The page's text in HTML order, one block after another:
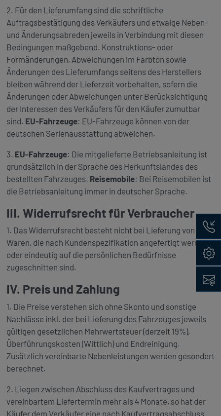
2. Für den Lieferumfang sind die schriftliche
Auftragsbestätigung des Verkäufers und etwaige Neben-
und Änderungsabreden jeweils in Verbindung mit diesen
Bedingungen maßgebend. Konstruktions- oder
Formänderungen, Abweichungen im Farbton sowie
Änderungen des Lieferumfangs seitens des Herstellers
bleiben während der Lieferzeit vorbehalten, sofern die
Änderungen oder Abweichungen unter Berücksichtigung
der Interessen des Verkäufers für den Käufer zumutbar
sind. EU-Fahrzeuge: EU-Fahrzeuge können von der
deutschen Serienausstattung abweichen.
3. EU-Fahrzeuge: Die mitgelieferte Betriebsanleitung ist
grundsätzlich in der Sprache des Herkunftslandes des
bestellten Fahrzeuges. Reisemobile: Bei Reisemobilen ist
die Betriebsanleitung immer in deutscher Sprache.
III. Widerrufsrecht für Verbraucher
1. Das Widerrufsrecht besteht nicht bei Lieferung von
Waren, die nach Kundenspezifikation angefertigt werden
oder eindeutig auf die persönlichen Bedürfnisse
zugeschnitten sind.
IV. Preis und Zahlung
1. Die Preise verstehen sich ohne Skonto und sonstige
Nachlässe inkl. der bei Lieferung des Fahrzeuges jeweils
gültigen gesetzlichen Mehrwertsteuer (derzeit 19%),
Überführungskosten (Wittlich) und Endreinigung.
Zusätzlich vereinbarte Nebenleistungen werden gesondert
berechnet.
2. Liegen zwischen Abschluss des Kaufvertrages und
vereinbartem Liefertermin mehr als 4 Monate, so hat der
Käufer dem Verkäufer eine nach Kaufvertragsabschluss